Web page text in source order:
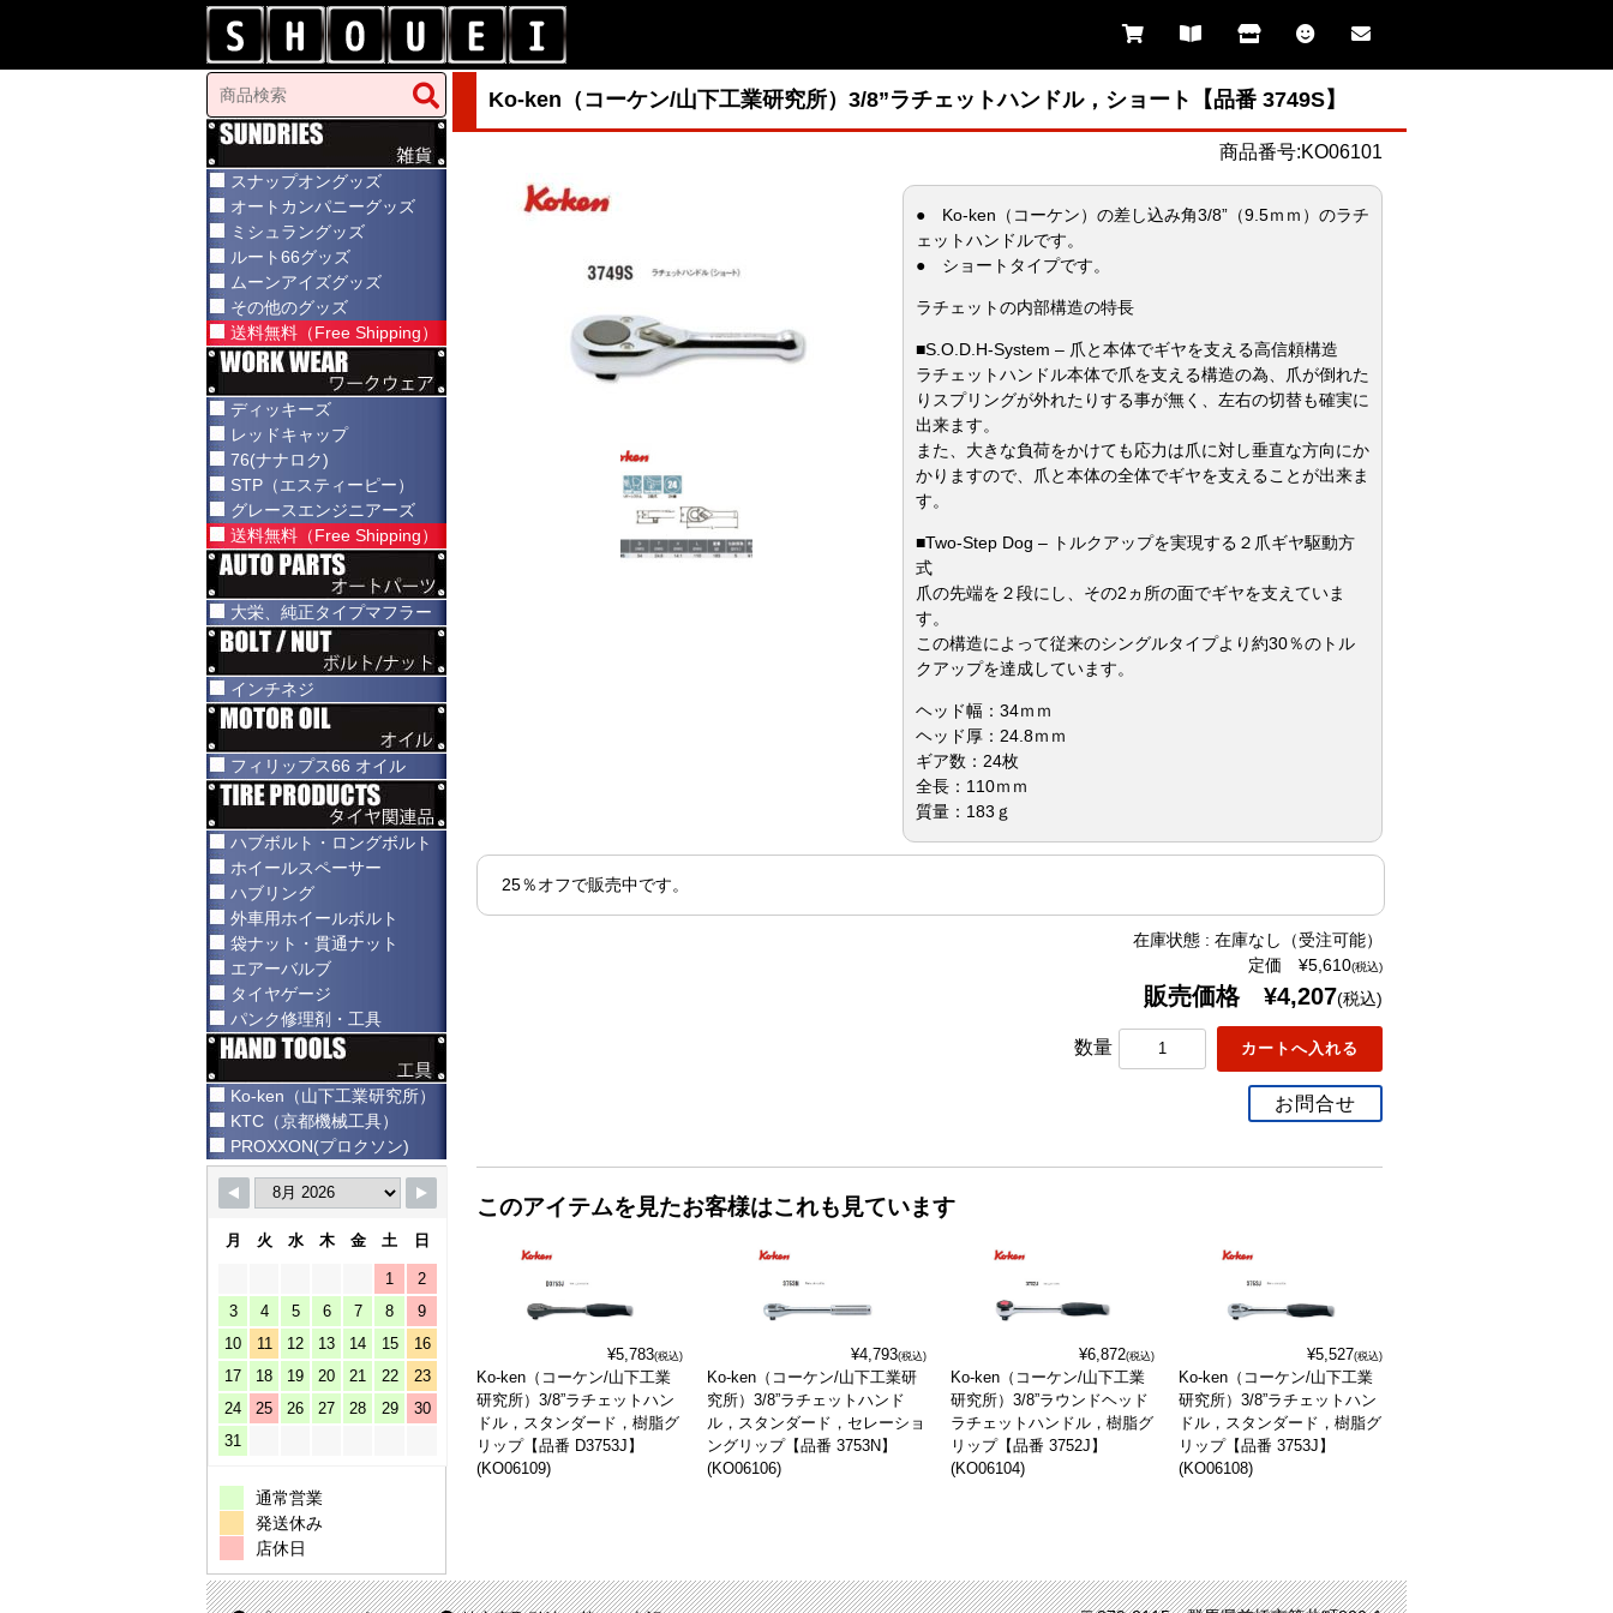
スナップオングッズ
オートカンパニーグッズ
ミシュラングッズ
ルート66グッズ
ムーンアイズグッズ
その他のグッズ
送料無料（Free Shipping）
ディッキーズ
レッドキャップ
76(ナナロク)
STP（エスティーピー）
グレースエンジニアーズ
送料無料（Free Shipping）
大栄、純正タイプマフラー
インチネジ
フィリップス66 オイル
ハブボルト・ロングボルト
ホイールスペーサー
ハブリング
外車用ホイールボルト
袋ナット・貫通ナット
エアーバルブ
タイヤゲージ
パンク修理剤・工具
Ko-ken（山下工業研究所）
KTC（京都機械工具）
PROXXON(プロクソン)
月 火 水 木 金 土 日
1
2
3
4 5 6 7 8
9
10
11 12 13 14 15
16
17
18 19 20 21 22
23
24
25 26 27 28 29
30
31
通常営業
発送休み
店休日
Ko-ken（コーケン/山下工業研究所）3/8”ラチェットハンドル，ショート【品番 3749S】
商品番号:KO06101
● Ko-ken（コーケン）の差し込み角3/8”（9.5ｍｍ）のラチ
ェットハンドルです。
● ショートタイプです。
ラチェットの内部構造の特長
■S.O.D.H-System – 爪と本体でギヤを支える高信頼構造
ラチェットハンドル本体で爪を支える構造の為、爪が倒れた
りスプリングが外れたりする事が無く、左右の切替も確実に
出来ます。
また、大きな負荷をかけても応力は爪に対し垂直な方向にか
かりますので、爪と本体の全体でギヤを支えることが出来ま
す。
■Two-Step Dog – トルクアップを実現する２爪ギヤ駆動方
式
爪の先端を２段にし、その2ヵ所の面でギヤを支えていま
す。
この構造によって従来のシングルタイプより約30％のトル
クアップを達成しています。
ヘッド幅：34ｍｍ
ヘッド厚：24.8ｍｍ
ギア数：24枚
全長：110ｍｍ
質量：183ｇ
25％オフで販売中です。
在庫状態 : 在庫なし（受注可能）
定価 ¥5,610(税込)
販売価格 ¥4,207(税込)
数量
お問合せ
このアイテムを見たお客様はこれも見ています
¥5,783(税込)
Ko-ken（コーケン/山下工業
研究所）3/8”ラチェットハン
ドル，スタンダード，樹脂グ
リップ【品番 D3753J】
(KO06109)
¥4,793(税込)
Ko-ken（コーケン/山下工業研
究所）3/8”ラチェットハンド
ル，スタンダード，セレーショ
ングリップ【品番 3753N】
(KO06106)
¥6,872(税込)
Ko-ken（コーケン/山下工業
研究所）3/8”ラウンドヘッド
ラチェットハンドル，樹脂グ
リップ【品番 3752J】
(KO06104)
¥5,527(税込)
Ko-ken（コーケン/山下工業
研究所）3/8”ラチェットハン
ドル，スタンダード，樹脂グ
リップ【品番 3753J】
(KO06108)